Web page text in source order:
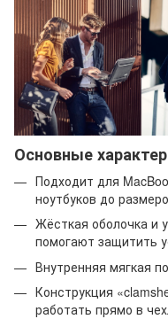
Основные
Подходит для
ноутбуков до
Жёсткая оболочка и
помогают защитить
Внутренняя мягкая
Конструкция
работать прямо в